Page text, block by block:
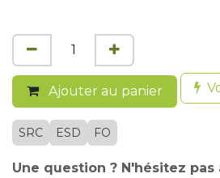
Ajouter au panier
SRC ESD FO
Une question ? N'hésitez pas